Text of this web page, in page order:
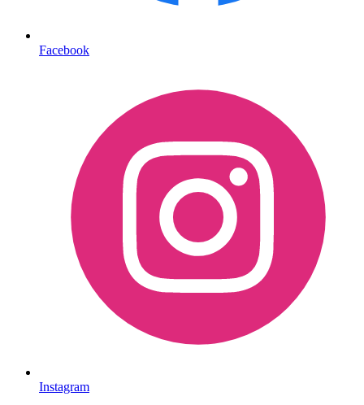
Facebook
Instagram